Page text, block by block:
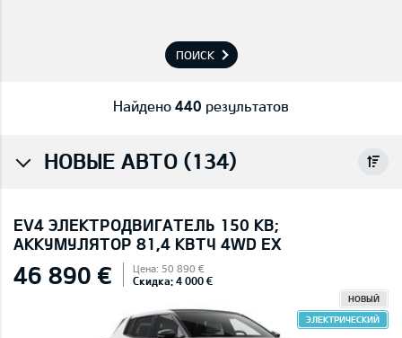
ПОИСК
Найдено 440 результатов
НОВЫЕ АВТО (134)
EV4 ЭЛЕКТРОДВИГАТЕЛЬ 150 КВ;
AККУМУЛЯТОР 81,4 КВТЧ 4WD EX
46 890 € Цена: 50 890 €
Скидка: 4 000 €
НОВЫЙ
ЭЛЕКТРИЧЕСКИЙ